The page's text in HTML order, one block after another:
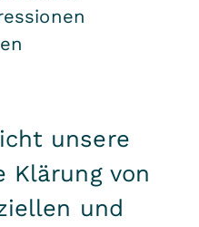
unsere
Klärung von
und